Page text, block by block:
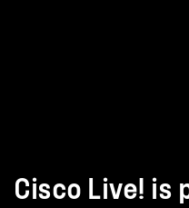
Cisco Live! is